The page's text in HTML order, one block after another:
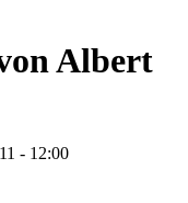
Albert
- 12:00